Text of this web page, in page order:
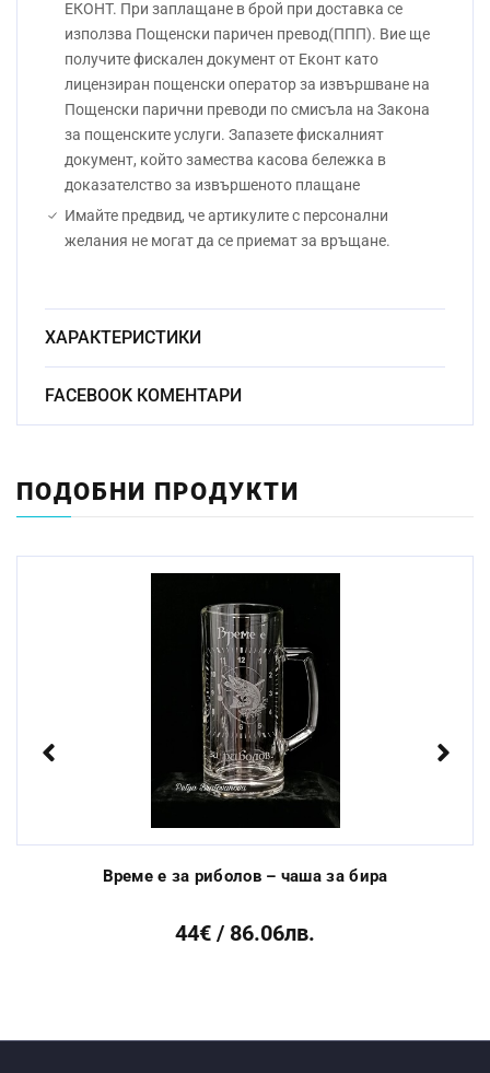
ЕКОНТ. При заплащане в брой при доставка се
използва Пощенски паричен превод(ППП). Вие ще
получите фискален документ от Еконт като
лицензиран пощенски оператор за извършване на
Пощенски парични преводи по смисъла на Закона
за пощенските услуги. Запазете фискалният
документ, който замества касова бележка в
доказателство за извършеното плащане
Имайте предвид, че артикулите с персонални
желания не могат да се приемат за връщане.
ХАРАКТЕРИСТИКИ
Материал:
Размер:
FACEBOOK КОМЕНТАРИ
ПОДОБНИ ПРОДУКТИ
Време е за риболов – чаша за бира
44€ / 86.06лв.